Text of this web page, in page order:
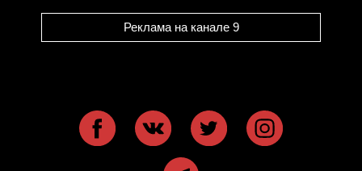
Реклама на канале 9